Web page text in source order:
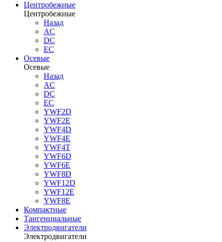
Центробежные
Центробежные
Назад
AC
DC
EC
Осевые
Осевые
Назад
AC
DC
EC
YWF2D
YWF2E
YWF4D
YWF4E
YWF4T
YWF6D
YWF6E
YWF8D
YWF12D
YWF12E
YWF8E
Компактные
Тангенциальные
Электродвигатели
Электродвигатели